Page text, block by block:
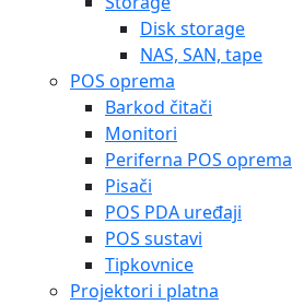
Disk storage
NAS, SAN, tape
POS oprema
Barkod čitači
Monitori
Periferna POS oprema
Pisači
POS PDA uređaji
POS sustavi
Tipkovnice
Projektori i platna